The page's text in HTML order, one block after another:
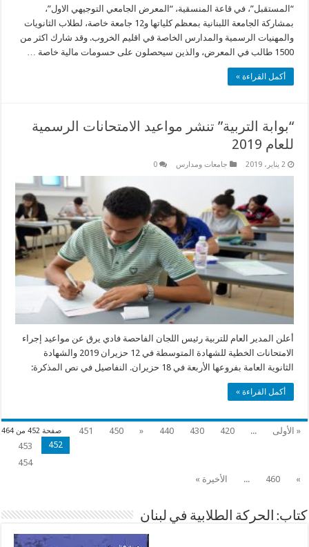
“المستقبل”، في قاعة المنسقية، “المعرض الجامعي التوجيهي الاول”،
بمشاركة الجامعة اللبنانية بمعظم كلياتها و12 جامعة خاصة، لطلاب الثانويات
والمهنيات الرسمية والمدارس الخاصة في اقليم الخروب. وقد شارك اكثر من
1500 طالب في المعرض، والذين سيحصلون على حسومات مالية خاصة …
أكمل القراءة »
“بوابة التربية” تنشر مواعيد الامتحانات الرسمية
للعام 2019
2 يناير، 2019 جامعات ومدارس 0
أعلن المدير العام للتربية رئيس اللجان الفاحصة فادي يرق عن مواعيد إجراء
الامتحانات الخطية للشهادة المتوسطة في 12 حزيران 2019 والشهادة
الثانوية العامة بفروعها الأربعة في 18 حزيران. النفاصيل في نص المذكرة:
أكمل القراءة »
صفحة 452 من 464 « الأولى ...
420
430
440
«
450
451
452
453
454
»
460
... الأخيرة »
كتاب: الحركة الطلابية في لبنان